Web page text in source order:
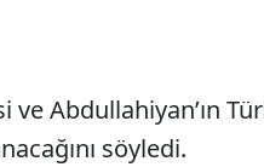
ve Abdullahiyan’ın
söyledi.